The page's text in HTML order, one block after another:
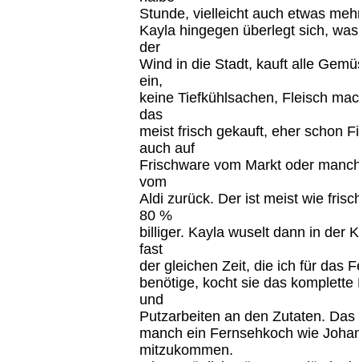
Stunde, vielleicht auch etwas
Kayla hingegen überlegt sich,
der
Wind in die Stadt, kauft alle
ein,
keine Tiefkühlsachen, Fleisch
das
meist frisch gekauft, eher schon
auch auf
Frischware vom Markt oder
vom
Aldi zurück. Der ist meist wie
80 %
billiger. Kayla wuselt dann in der
fast
der gleichen Zeit, die ich für das
benötige, kocht sie das
und
Putzarbeiten an den Zutaten.
manch ein Fernsehkoch wie
mitzukommen.